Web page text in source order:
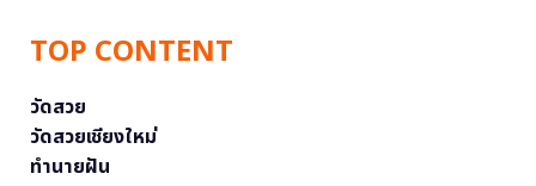
TOP CONTENT
วัดสวย
วัดสวยเชียงใหม่
ทำนายฝัน